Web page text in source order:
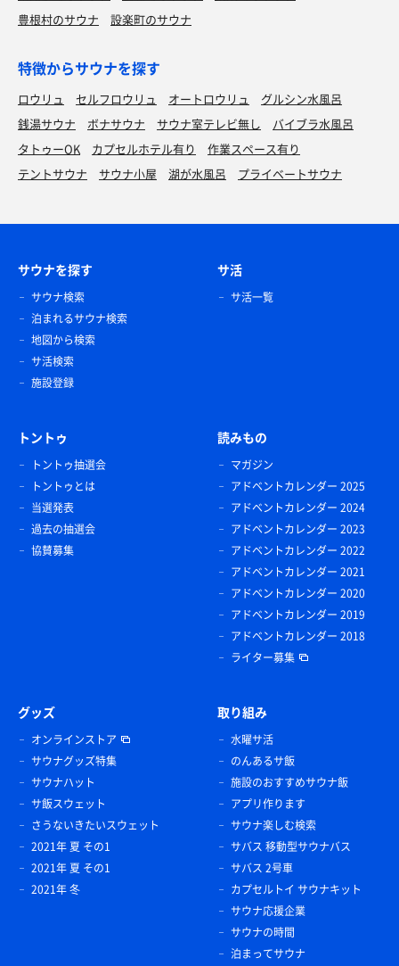
豊根村のサウナ
設楽町のサウナ
特徴からサウナを探す
ロウリュ セルフロウリュ オートロウリュ
グルシン水風呂
銭湯サウナ
ボナサウナ サウナ室テレビ無し
バイブラ水風呂
タトゥーOK
カプセルホテル有り
作業スペース有り
テントサウナ
サウナ小屋 湖が水風呂 プライベートサウナ
サウナを探す
サウナ検索
泊まれるサウナ検索
地図から検索
サ活検索
施設登録
サ活
サ活一覧
トントゥ
トントゥ抽選会
トントゥとは
当選発表
過去の抽選会
協賛募集
読みもの
マガジン
アドベントカレンダー 2025
アドベントカレンダー 2024
アドベントカレンダー 2023
アドベントカレンダー 2022
アドベントカレンダー 2021
アドベントカレンダー 2020
アドベントカレンダー 2019
アドベントカレンダー 2018
ライター募集
グッズ
オンラインストア
サウナグッズ特集
サウナハット
サ飯スウェット
さうないきたいスウェット
2021年 夏 その1
2021年 夏 その1
2021年 冬
取り組み
水曜サ活
のんあるサ飯
施設のおすすめサウナ飯
アプリ作ります
サウナ楽しむ検索
サバス 移動型サウナバス
サバス 2号車
カプセルトイ サウナキット
サウナ応援企業
サウナの時間
泊まってサウナ